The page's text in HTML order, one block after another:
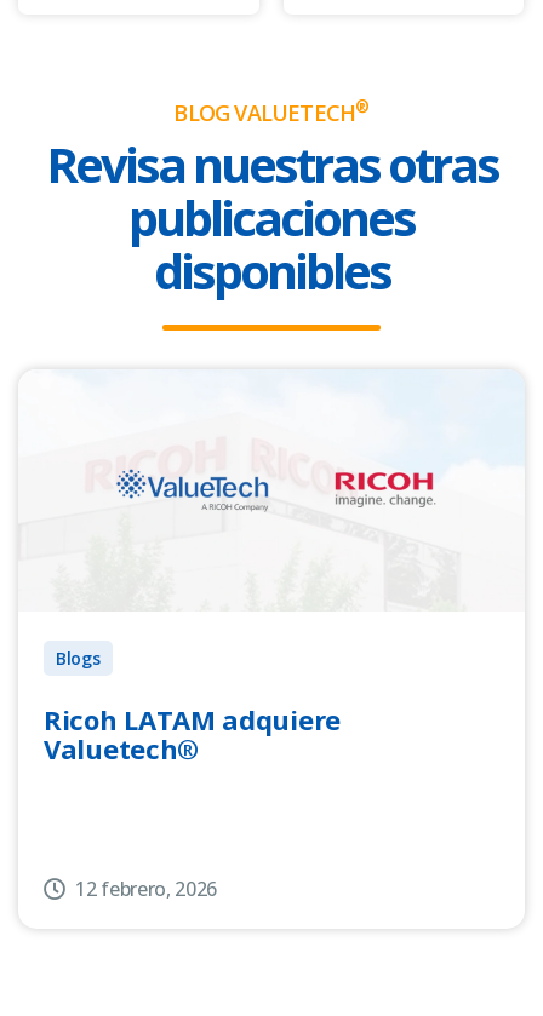
BLOG VALUETECH®
Revisa nuestras otras
publicaciones
disponibles
Blogs
Ricoh LATAM adquiere
Valuetech®
12 febrero, 2026